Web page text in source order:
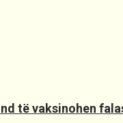
të vaksinohen